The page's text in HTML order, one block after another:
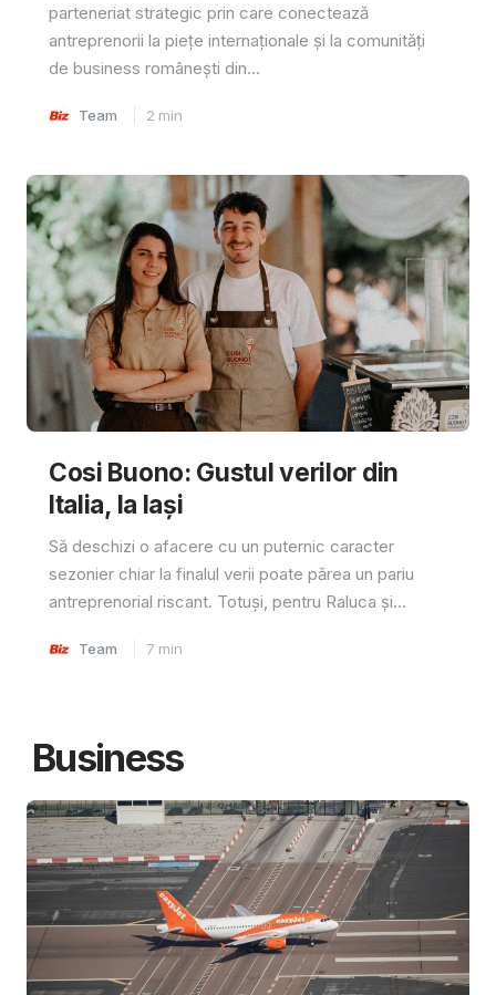
parteneriat strategic prin care conectează
antreprenorii la piețe internaționale și la comunități
de business românești din...
Team 2 min
Cosi Buono: Gustul verilor din
Italia, la Iași
Să deschizi o afacere cu un puternic caracter
sezonier chiar la finalul verii poate părea un pariu
antreprenorial riscant. Totuși, pentru Raluca și...
Team 7 min
Business